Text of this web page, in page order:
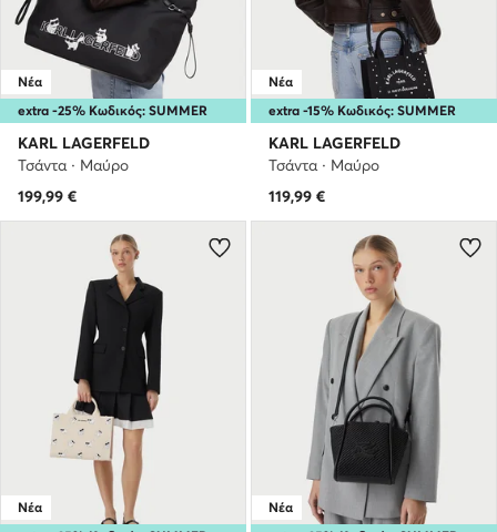
extra -25% Κωδικός: SUMMER
Νέα
KARL LAGERFELD
Τσάντα · Μαύρο
199,99 €
extra -15% Κωδικός: SUMMER
Νέα
KARL LAGERFELD
Τσάντα · Μαύρο
119,99 €
Νέα Νέα